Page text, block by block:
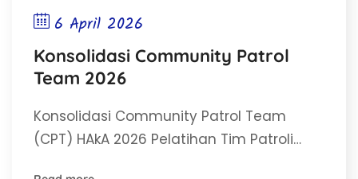
6 April 2026
Konsolidasi Community Patrol
Team 2026
Konsolidasi Community Patrol Team
(CPT) HAkA 2026 Pelatihan Tim Patroli…